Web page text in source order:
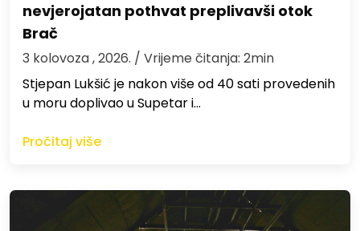
nevjerojatan pothvat preplivavši otok
Brač
3 kolovoza , 2026. / Vrijeme čitanja: 2min
St​jepan Lukšić je nakon više od 40 sati provedenih
u moru doplivao u Supetar i…
Pročitaj više